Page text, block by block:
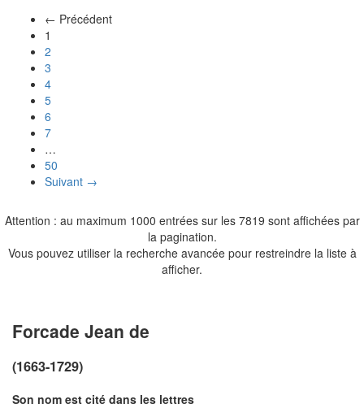
← Précédent
1
2
3
4
5
6
7
…
50
Suivant →
Attention : au maximum 1000 entrées sur les 7819 sont affichées par
la pagination.
Vous pouvez utiliser la recherche avancée pour restreindre la liste à
afficher.
Forcade Jean de
(1663-1729)
Son nom est cité dans les lettres